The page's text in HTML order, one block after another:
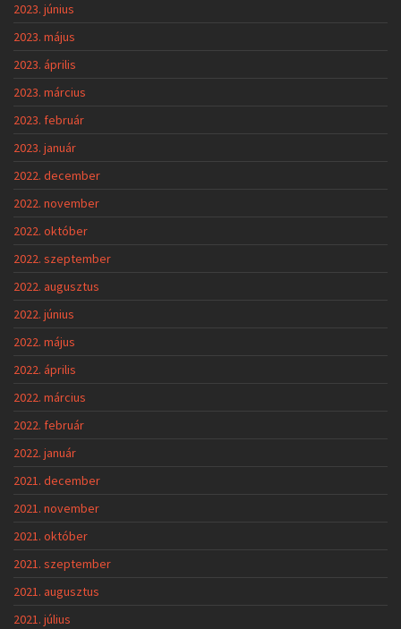
2023. június
2023. május
2023. április
2023. március
2023. február
2023. január
2022. december
2022. november
2022. október
2022. szeptember
2022. augusztus
2022. június
2022. május
2022. április
2022. március
2022. február
2022. január
2021. december
2021. november
2021. október
2021. szeptember
2021. augusztus
2021. július